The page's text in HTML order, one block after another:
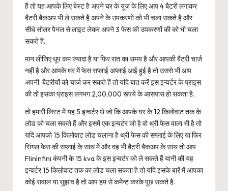
हैं तो यह आपके लिए बेस्ट है अपने घर के यूज़ के लिए आप 4 बैटरी लगाकर
बैटरी बैकअप भी ले सकते हैं अपने के उपकरणों को भी चला सकते हैं और
सीधे सोलर पैनल से लाइट लेकर अपने 3 फेस की उपकरणों की को भी चला
सकते हैं.
मान लीजिए धूप कम ज्यादा है या फिर रात का समय है और आपकी बैटरी चार्ज
नहीं है और आपके घर में फेस सप्लाई अप्लाई आई हुई है तो उससे भी आप
अपनी बैटरीयों को चार्ज कर सकते हैं तो यदि बात करें इस इन्वर्टर के प्राइस
की तो इसका प्राइस लगभग 2,00,000 रूपये के आसपास हो सकता है.
तो हमारी लिस्ट में यह 5 इन्वर्टर थे जो कि आपके घर के 12 किलोवाट तक के
लोड को चला सकते हैं और इसमें एक इन्वर्टर जो है वो थ्री फेस वाला भी है तो
यदि आपको 15 किलोवाट लोड चलाना है थ्री फेस की सप्लाई के लिए या फिर
सिंगल फेस की सप्लाई के साथ में और वह भी बैटरी बैकअप के साथ तो आप
FlinInfini कंपनी के 15 kva के इस इन्वर्टर को ले सकते हैं यानी की यह
इन्वर्टर 15 किलोवाट तक का लोड चला सकता है तो यदि इसके बारें में आपका
कोई सवाल या सुझाव है तो आप हम से कमेन्ट करके पूछ सकते है.